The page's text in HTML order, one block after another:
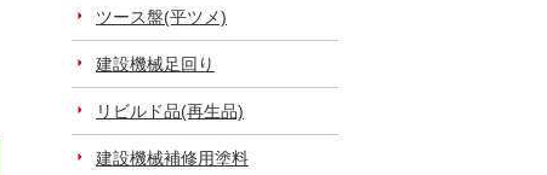
ツース盤(平ツメ)
建設機械足回り
リビルド品(再生品)
建設機械補修用塗料